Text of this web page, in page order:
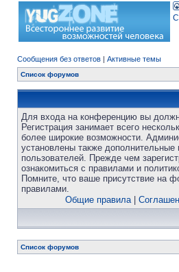
Сообщения без ответов | Активные темы
Список форумов
Для входа на конференцию вы
Регистрация занимает всего
более широкие возможности.
установлены также дополнительные
пользователей. Прежде чем
ознакомиться с правилами и
Помните, что ваше присутствие на
правилами.
Общие правила|
Список форумов